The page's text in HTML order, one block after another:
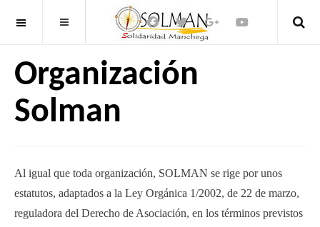
OFF CANVAS
Organización
Solman
Al igual que toda organización, SOLMAN se rige por unos
estatutos, adaptados a la Ley Orgánica 1/2002, de 22 de marzo,
reguladora del Derecho de Asociación, en los términos previstos